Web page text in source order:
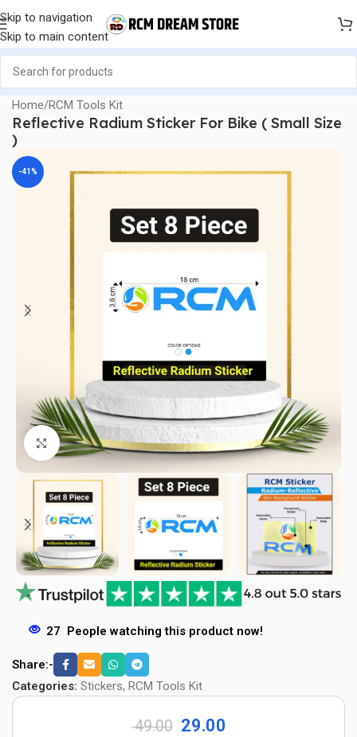
Skip to navigation
Skip to main content
Home/RCM Tools Kit
Reflective Radium Sticker For Bike ( Small Size
)
-41%
Click to enlarge
27 People watching this product now!
Share:-
Categories: Stickers, RCM Tools Kit
49.00 29.00